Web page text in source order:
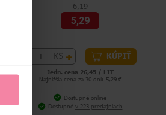
6,19
5,29
KS + KÚPIŤ
Jedn. cena 26,45 / LIT
Najnižšia cena za 30 dní: 5,29 €
Dostupné online
Dostupné v 223 predajniach